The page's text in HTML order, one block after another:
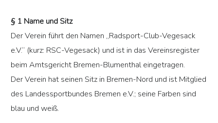
§ 1 Name und Sitz
Der Verein führt den Namen „Radsport-Club-Vegesack
e.V.“ (kurz: RSC-Vegesack) und ist in das Vereinsregister
beim Amtsgericht Bremen-Blumenthal eingetragen.
Der Verein hat seinen Sitz in Bremen-Nord und ist Mitglied
des Landessportbundes Bremen e.V.; seine Farben sind
blau und weiß.